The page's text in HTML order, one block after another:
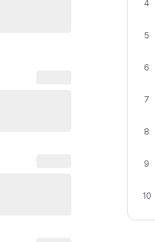
4
5
6
7
8
9
10